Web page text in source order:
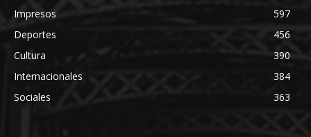
Impresos
597
Deportes
456
Cultura
390
Internacionales
384
Sociales
363